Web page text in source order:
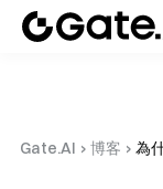
Gate.AI › 博客 › 為